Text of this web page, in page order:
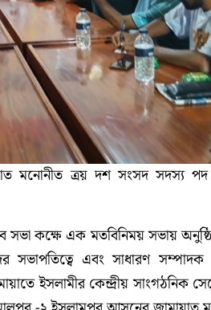
মনোনীত ত্রয় দশ সংসদ সদস্য পদ
সভা কক্ষে এক মতবিনিময় সভায়
সভাপতিত্বে এবং সাধারণ
ইসলামীর কেন্দ্রীয় সাংগঠনিক